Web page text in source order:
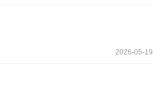
2026-05-19